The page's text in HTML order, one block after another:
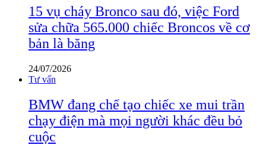
15 vụ cháy Bronco sau đó, việc Ford
sửa chữa 565.000 chiếc Broncos về cơ
bản là băng
24/07/2026
Tư vấn
BMW đang chế tạo chiếc xe mui trần
chạy điện mà mọi người khác đều bỏ
cuộc